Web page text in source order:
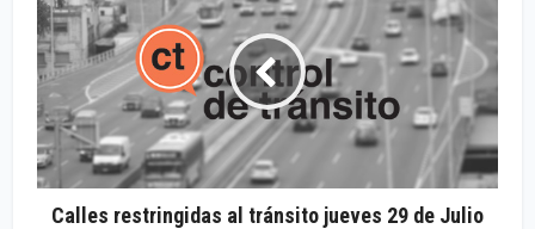
Calles restringidas al tránsito jueves 29 de Julio